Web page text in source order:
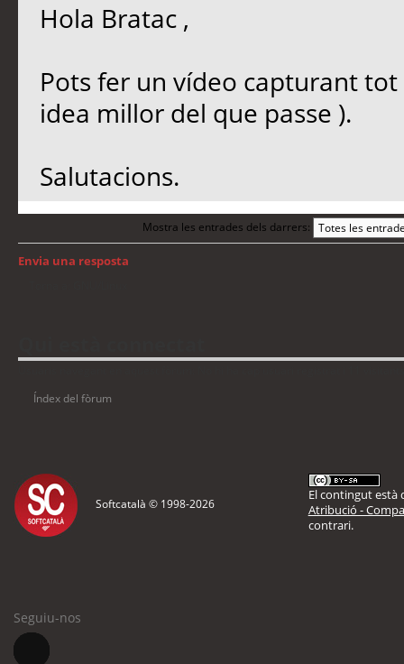
Hola Bratac ,
Pots fer un vídeo capturant
idea millor del que passe ).
Salutacions.
Mostra les entrades dels darrers:
Envia una resposta
Índex del fòrum
Softcatalà © 1998-2026
El contingut està
Atribució -
contrari.
Seguiu-nos